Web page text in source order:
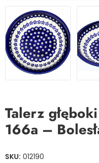
Talerz
166a –
SKU: 012190